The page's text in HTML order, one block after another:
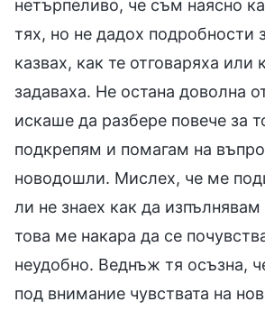
нетърпеливо, че съм наясно
тях, но не дадох подробности
казвах, как те отговаряха или
задаваха. Не остана доволна
искаше да разбере повече за
подкрепям и помагам на
новодошли. Мислех, че ме
ли не знаех как да
това ме накара да се
неудобно. Веднъж тя осъзна,
под внимание чувствата на